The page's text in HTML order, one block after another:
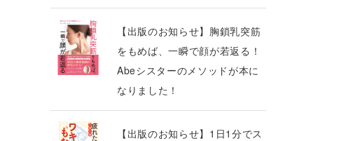
【出版のお知らせ】胸鎖乳突筋
をもめば、一瞬で顔が若返る！
Abeシスターのメソッドが本に
なりました！
【出版のお知らせ】1日1分でス